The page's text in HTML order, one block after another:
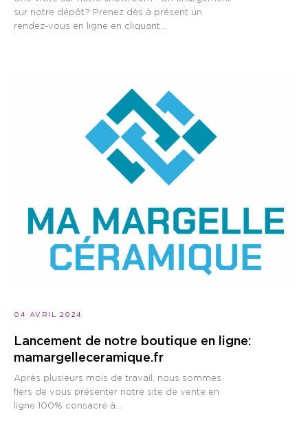
sur notre dépôt? Prenez dès à présent un
rendez-vous en ligne en cliquant...
04 AVRIL 2024
Lancement de notre boutique en ligne:
mamargelleceramique.fr
Après plusieurs mois de travail, nous sommes
fiers de vous présenter notre site de vente en
ligne 100% consacré à...